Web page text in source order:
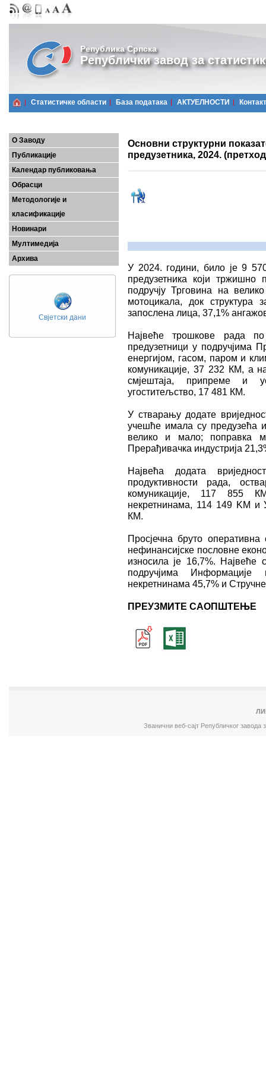
Република Српска
Републички завод за
Статистичке области Базa података АКТУЕЛНОСТИ Контакт
О Заводу
Публикације
Календар публиковања
Обрасци
Методологије и
класификације
Новинари
Мултимедија
Архива
Свјетски дани
Основни структурни
предузетника, 2024.
У 2024. години, било је 9
предузетника који тржишно
подручју Трговина на
мотоцикала, док структура
запослена лица, 37,1%
Највеће трошкове рада
предузетници у подручјима
енергијом, гасом, паром и
комуникације, 37 232 КМ, а
смјештаја, припреме и
угоститељство, 17 481 КМ.
У стварању додате
учешће имала су предузећа
велико и мало; поправка
Прерађивачка индустрија
Највећа додата
продуктивности рада,
комуникације, 117 855
некретнинама, 114 149 KM и
КМ.
Просјечна бруто
нефинансијске пословне
износила је 16,7%. Највеће
подручјима
некретнинама 45,7% и
ПРЕУЗМИТЕ САОПШТЕЊЕ
Званични веб-сајт Републичког